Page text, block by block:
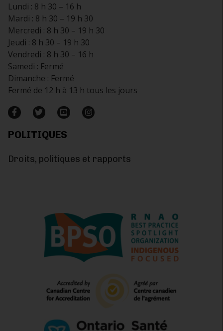
Lundi : 8 h 30 – 16 h
Mardi : 8 h 30 – 19 h 30
Mercredi : 8 h 30 – 19 h 30
Jeudi : 8 h 30 – 19 h 30
Vendredi : 8 h 30 – 16 h
Samedi : Fermé
Dimanche : Fermé
Fermé de 12 h à 13 h tous les jours
POLITIQUES
Droits, politiques et rapports